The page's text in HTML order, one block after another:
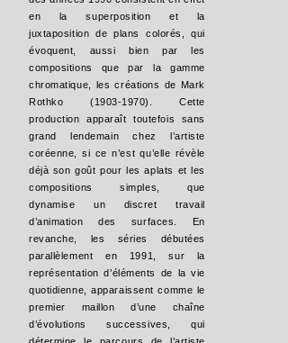
en la superposition et la
juxtaposition de plans colorés, qui
évoquent, aussi bien par les
compositions que par la gamme
chromatique, les créations de Mark
Rothko (1903-1970)
. Cette
production apparaît toutefois sans
grand lendemain chez l’artiste
coréenne, si ce n’est qu’elle révèle
déjà son goût pour les aplats et les
compositions simples, que
dynamise un discret travail
d’animation des surfaces. En
revanche, les séries débutées
parallèlement en 1991, sur la
représentation d’éléments de la vie
quotidienne, apparaissent comme le
premier maillon d’une chaîne
d’évolutions successives, qui